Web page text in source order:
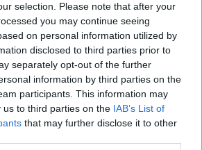
selection. Please note that after your
you may continue seeing
on personal information utilized by
disclosed to third parties prior to
separately opt-out of the further
information by third parties on the
participants. This information may
us to third parties on the IAB’s List of
that may further disclose it to other
26/5/2000